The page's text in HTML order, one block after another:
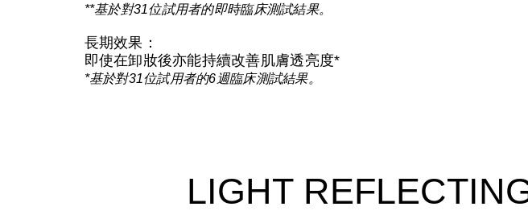
**基於對31位試用者的即時臨床測試結果。
長期效果：
即使在卸妝後亦能持續改善肌膚透亮度*
*基於對31位試用者的6週臨床測試結果。
LIGHT